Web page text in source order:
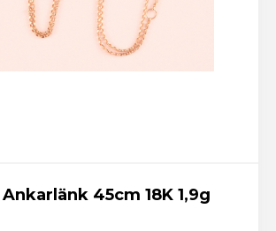
45cm 18K 1,9g